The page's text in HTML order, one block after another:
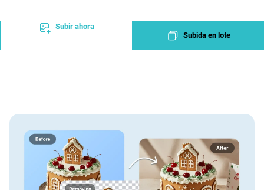
Subir ahora
Subida en lote